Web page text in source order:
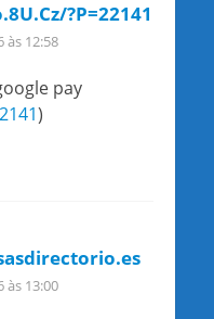
?P=22141
às 12:58
pay
)
às 13:00